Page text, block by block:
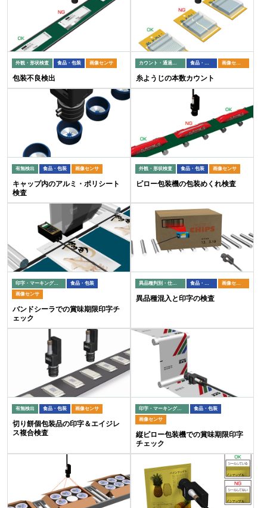
外観・形状検査 食品・包装 画像センサ
包装不良検出
カウント・通過検出 食品・包装 画像センサ
糸ようじの本数カウント
有無検出 食品・包装 画像センサ
キャップ内のアルミ・ポリシート
検査
外観・形状検査 食品・包装 画像センサ
ピロー包装機の包装めくれ検査
印字・マーキング検査
食品・包装
画像センサ
バンドシーラでの賞味期限印字チ
ェック
異品種判別・仕分け 食品・包装 画像センサ
異品種混入と印字の検査
有無検出 食品・包装 画像センサ
切り餅個包装品の印字＆エイジレ
ス複合検査
印字・マーキング検査
食品・包装
画像センサ
縦ピロー包装機での賞味期限印字
チェック